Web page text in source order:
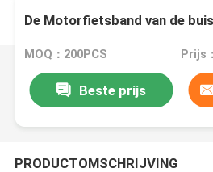
De Motorfietsband van de
MOQ：200PCS Prijs
Beste prijs
PRODUCTOMSCHRIJVING